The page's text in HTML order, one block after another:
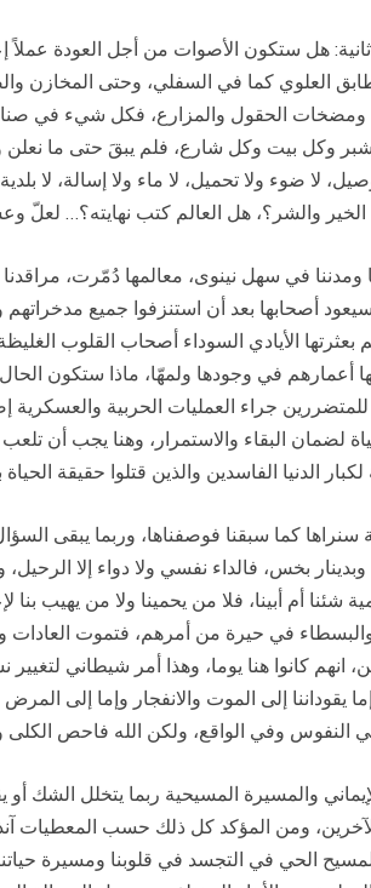
هل ستكون الأصوات من أجل العودة
العلوي كما في السفلي، وحتى المخازن
ومضخات الحقول والمزارع، فكل شيء في
وكل بيت وكل شارع، فلم يبقَ حتى ما نعلن
لا ضوء ولا تحميل، لا ماء ولا إسالة، لا
والشر؟، هل العالم كتب نهايته؟… لعلّ
في سهل نينوى، معالمها دُمّرت، مراقدنا
أصحابها بعد أن استنزفوا جميع مدخراتهم
بعثرتها الأيادي السوداء أصحاب القلوب
أعمارهم في وجودها ولمهّا، ماذا ستكون
للمتضررين جراء العمليات الحربية
لضمان البقاء والاستمرار، وهنا يجب أن
لكبار الدنيا الفاسدين والذين قتلوا حقيقة
كما سبقنا فوصفناها، وربما يبقى
وبدينار بخس، فالداء نفسي ولا دواء إلا
شئنا أم أبينا، فلا من يحمينا ولا من يهيب
والبسطاء في حيرة من أمرهم، فتموت
انهم كانوا هنا يوما، وهذا أمر شيطاني
يقوداننا إلى الموت والانفجار وإما إلى
النفوس وفي الواقع، ولكن الله فاحص
والمسيرة المسيحية ربما يتخلل الشك
ومن المؤكد كل ذلك حسب المعطيات
الحي في التجسد في قلوبنا ومسيرة